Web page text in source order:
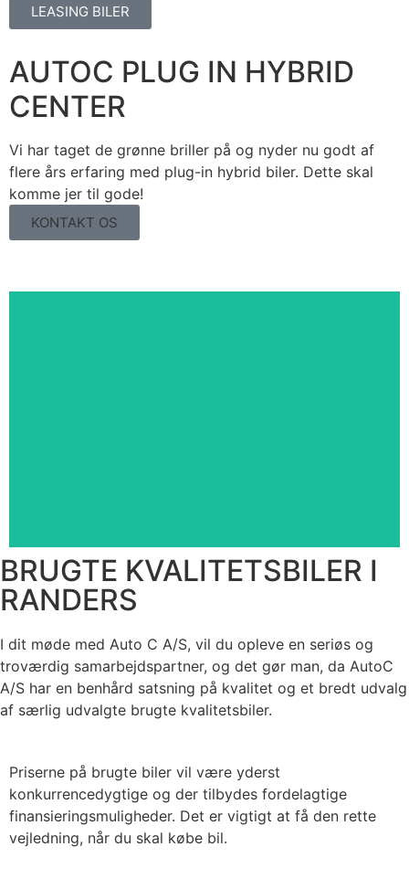
LEASING BILER
AUTOC PLUG IN HYBRID
CENTER
Vi har taget de grønne briller på og nyder nu godt af
flere års erfaring med plug-in hybrid biler. Dette skal
komme jer til gode!
KONTAKT OS
BRUGTE KVALITETSBILER I
RANDERS
I dit møde med Auto C A/S, vil du opleve en seriøs og
troværdig samarbejdspartner, og det gør man, da AutoC
A/S har en benhård satsning på kvalitet og et bredt udvalg
af særlig udvalgte brugte kvalitetsbiler.
Priserne på brugte biler vil være yderst
konkurrencedygtige og der tilbydes fordelagtige
finansieringsmuligheder. Det er vigtigt at få den rette
vejledning, når du skal købe bil.